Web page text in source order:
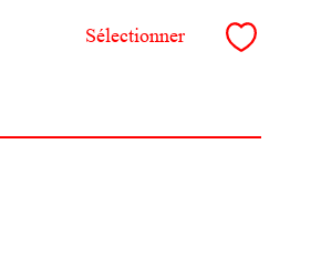
Sélectionner